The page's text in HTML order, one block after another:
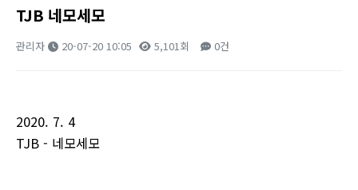
TJB 네모세모
관리자 20-07-20 10:05 5,101회 0건
2020. 7. 4
TJB - 네모세모